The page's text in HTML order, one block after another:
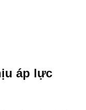
áp lực